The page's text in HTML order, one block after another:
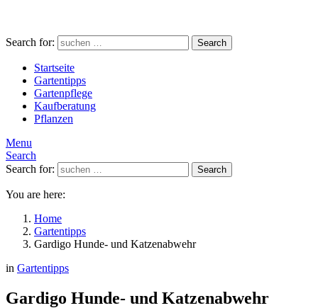
Search for: Search
Startseite
Gartentipps
Gartenpflege
Kaufberatung
Pflanzen
Menu
Search
Search for:
Search
You are here:
Home
Gartentipps
Gardigo Hunde- und Katzenabwehr
in Gartentipps
Gardigo Hunde- und Katzenabwehr